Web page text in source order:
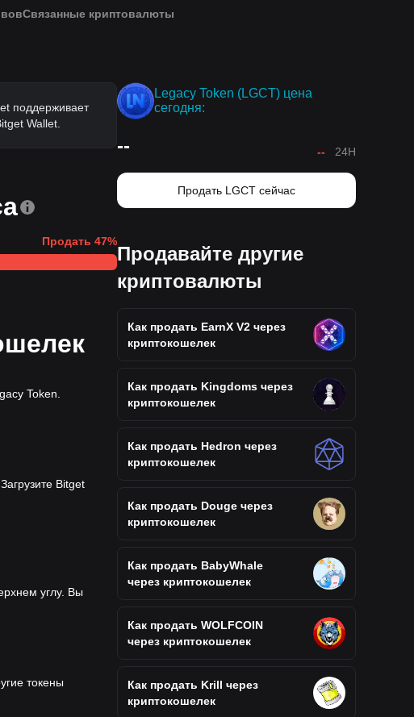
Связанные криптовалюты
поддерживает
Wallet.
Продать 47%
Token.
Bitget
углу. Вы
токены
Legacy Token (LGCT) цена
сегодня:
-- -- 24H
Продать LGCT сейчас
Продавайте другие
криптовалюты
Как продать EarnX V2 через
криптокошелек
Как продать Kingdoms через
криптокошелек
Как продать Hedron через
криптокошелек
Как продать Douge через
криптокошелек
Как продать BabyWhale
через криптокошелек
Как продать WOLFCOIN
через криптокошелек
Как продать Krill через
криптокошелек